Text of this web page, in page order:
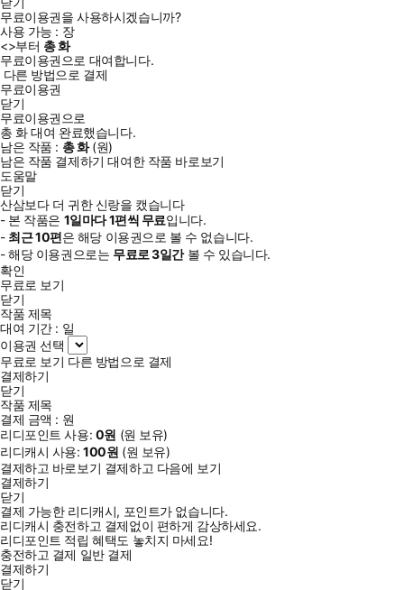
무료이용권을 사용하시겠습니까?
사용 가능 : 장
<>부터 총화
무료이용권으로 대여합니다.
다른 방법으로 결제
무료이용권
닫기
무료이용권으로
총 화대여 완료했습니다.
남은 작품 : 총화(원)
남은 작품 결제하기 대여한 작품 바로보기
도움말
닫기
산삼보다 더 귀한 신랑을 캤습니다
- 본 작품은 1일마다1편씩 무료입니다.
- 최근10편은 해당 이용권으로 볼 수 없습니다.
- 해당 이용권으로는 무료로3일간볼 수 있습니다.
확인
무료로 보기
닫기
작품 제목
대여 기간 : 일
이용권 선택
무료로 보기 다른 방법으로 결제
결제하기
닫기
작품 제목
결제 금액 : 원
리디포인트 사용: 0원 (원 보유)
리디캐시 사용:100원 (원 보유)
결제하고 바로보기 결제하고 다음에 보기
결제하기
닫기
결제 가능한 리디캐시, 포인트가 없습니다.
리디캐시 충전하고 결제없이 편하게 감상하세요.
리디포인트 적립 혜택도 놓치지 마세요!
충전하고 결제 일반 결제
결제하기
닫기